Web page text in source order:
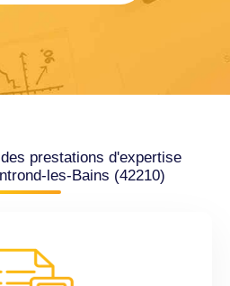
prestations d'expertise
les-Bains (42210)